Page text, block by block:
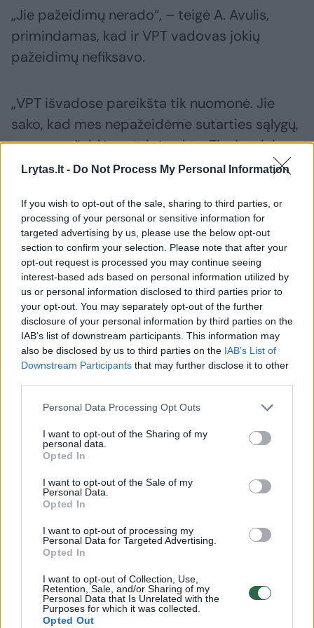
Lrytas.lt - Do Not Process My Personal Information
If you wish to opt-out of the sale, sharing to third parties, or
processing of your personal or sensitive information for
targeted advertising by us, please use the below opt-out
section to confirm your selection. Please note that after your
opt-out request is processed you may continue seeing
interest-based ads based on personal information utilized by
us or personal information disclosed to third parties prior to
your opt-out. You may separately opt-out of the further
disclosure of your personal information by third parties on the
IAB’s list of downstream participants. This information may
also be disclosed by us to third parties on the IAB’s List of
Downstream Participants that may further disclose it to other
Personal Data Processing Opt Outs
I want to opt-out of the Sharing of my
personal data.
Opted In
I want to opt-out of the Sale of my
Personal Data.
Opted In
I want to opt-out of processing my
Personal Data for Targeted Advertising.
Opted In
I want to opt-out of Collection, Use,
Retention, Sale, and/or Sharing of my
Personal Data that Is Unrelated with the
Purposes for which it was collected.
Opted Out
„Jie pažeidimų nerado“, – teigė A. Avulis,
primindamas, kad ir VPT vadovas jokių
pažeidimų nefiksavo.
„VPT išvadose pareikšta tik nuomonė. Jie
sako, kad mes nepažeidėme sutarties sąlygų,
mes nepažeidėme teisės aktų. Tiesiog, jeigu
žmonių kalba pasakyti, VPT atrodo, jog galėjo
jis.
A. Avulis įsitikinęs, kad VPT nevisai įvertino
derybų tarp savivaldybės ir „Hanner“
pasiekimus.
„Į išvadą iš vienos pusės turime atsižvelgti,
bet turime labai stiprių argumentų prieš VPT,
nes kai kurios jų pastabos nėra stipriai
pagrįstos ir argumentuotos“, – sakė jis.
Vis dar pasiruošęs atiduoti projektą, jeigu
klausimui, ar Nacionalinio stadiono projektas
nėra per brangus, A. Avulis teigia, kad,
remiantis institucijų informacija, tai
pigiausias įmanomas variantas. Jeigu